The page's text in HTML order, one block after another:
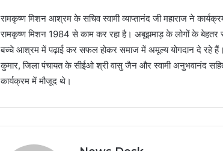
रामकृष्ण मिशन आश्रम के सचिव स्वामी व्याप्तानंद जी महाराज ने
रामकृष्ण मिशन 1984 से काम कर रहा है। अबूझमाड़ के लोगों के बेहतर
बच्चे आश्रम में पढ़ाई कर सफल होकर समाज में अमूल्य योगदान दे रहे हैं।
कुमार, जिला पंचायत के सीईओ श्री वासु जैन और स्वामी अनुभवानंद
कार्यक्रम में मौजूद थे।